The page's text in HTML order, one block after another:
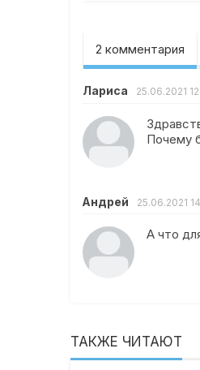
2 комментария
Лариса 25.06.2021
Почему
Андрей 25.06.2021
А что
ТАКЖЕ ЧИТАЮТ